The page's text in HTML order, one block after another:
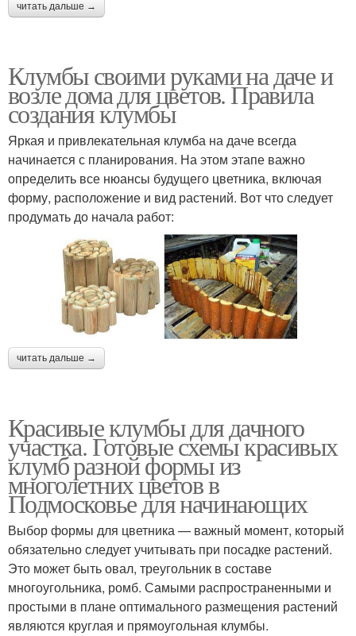
читать дальше →
Клумбы своими руками на даче и
возле дома для цветов. Правила
создания клумбы
Яркая и привлекательная клумба на даче всегда
начинается с планирования. На этом этапе важно
определить все нюансы будущего цветника, включая
форму, расположение и вид растений. Вот что следует
продумать до начала работ:
читать дальше →
Красивые клумбы для дачного
участка. Готовые схемы красивых
клумб разной формы из
многолетних цветов в
Подмосковье для начинающих
Выбор формы для цветника — важный момент, который
обязательно следует учитывать при посадке растений.
Это может быть овал, треугольник в составе
многоугольника, ромб. Самыми распространенными и
простыми в плане оптимального размещения растений
являются круглая и прямоугольная клумбы.